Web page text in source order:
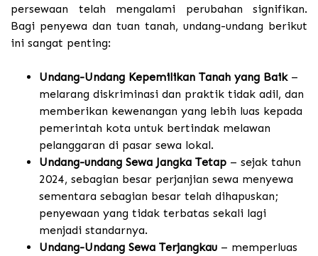
persewaan telah mengalami perubahan signifikan.
Bagi penyewa dan tuan tanah, undang-undang berikut
ini sangat penting:
Undang-Undang Kepemilikan Tanah yang Baik–
melarang diskriminasi dan praktik tidak adil, dan
memberikan kewenangan yang lebih luas kepada
pemerintah kota untuk bertindak melawan
pelanggaran di pasar sewa lokal.
Undang-undang Sewa Jangka Tetap – sejak tahun
2024, sebagian besar perjanjian sewa menyewa
sementara sebagian besar telah dihapuskan;
penyewaan yang tidak terbatas sekali lagi
menjadi standarnya.
Undang-Undang Sewa Terjangkau – memperluas